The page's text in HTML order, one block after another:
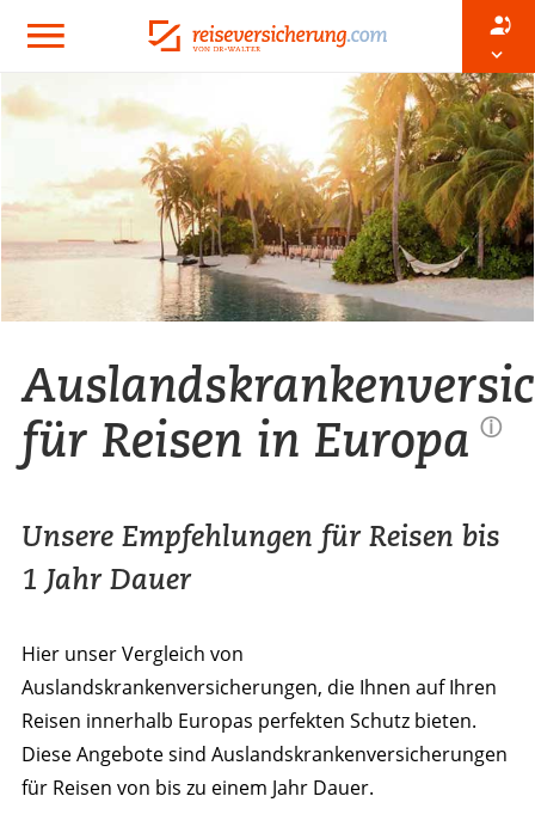
für Reisen in Europaⓘ
Unsere Empfehlungen für Reisen bis
1 Jahr Dauer
Hier unser Vergleich von
Auslandskrankenversicherungen, die Ihnen auf Ihren
Reisen innerhalb Europas perfekten Schutz bieten.
Diese Angebote sind Auslandskrankenversicherungen
für Reisen von bis zu einem Jahr Dauer.